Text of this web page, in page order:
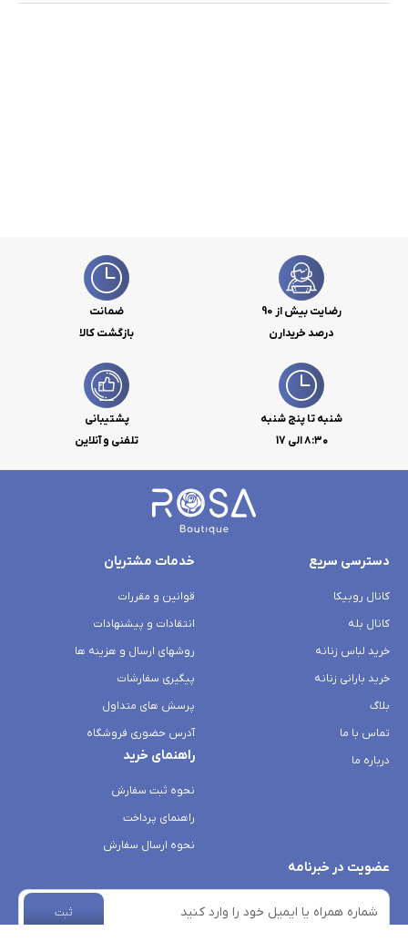
رضایت بیش از 90
درصد خریدارن
ضمانت
بازگشت کالا
شنبه تا پنج شنبه
۸:۳۰ الی 17
پشتیبانی
تلفنی و آنلاین
دسترسی سریع
کانال روبیکا
کانال بله
خرید لباس زنانه
خرید بارانی زنانه
بلاگ
تماس با ما
درباره ما
خدمات مشتریان
قوانین و مقررات
انتقادات و پیشنهادات
روشهای ارسال و هزینه ها
پیگیری سفارشات
پرسش های متداول
آدرس حضوری فروشگاه
راهنمای خرید
نحوه ثبت سفارش
راهنمای پرداخت
نحوه ارسال سفارش
عضویت در خبرنامه
ثبت